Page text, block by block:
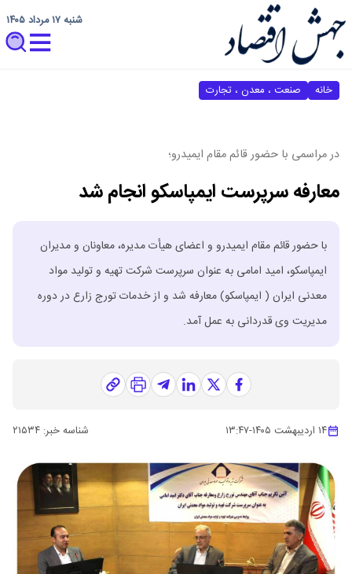
شنبه ۱۷ مرداد ۱۴۰۵
خانه صنعت ، معدن ، تجارت
در مراسمی با حضور قائم مقام ایمیدرو؛
معارفه سرپرست ایمپاسکو انجام شد
با حضور قائم مقام ایمیدرو و اعضای هیأت مدیره، معاونان و مدیران
ایمپاسکو، امید امامی به عنوان سرپرست شرکت تهیه و تولید مواد
معدنی ایران ( ایمپاسکو) معارفه شد و از خدمات تورج زارع در دوره
مدیریت وی قدردانی به عمل آمد.
۱۴ اردیبهشت ۱۴۰۵ -۱۳:۴۷ شناسه خبر: ۲۱۵۳۴